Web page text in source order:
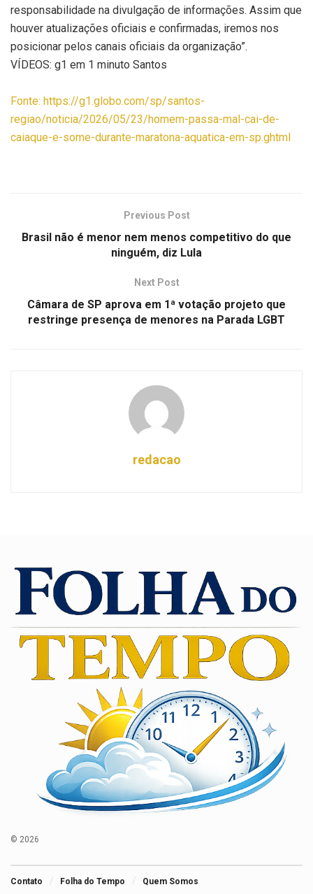
responsabilidade na divulgação de informações. Assim que
houver atualizações oficiais e confirmadas, iremos nos
posicionar pelos canais oficiais da organização”.
VÍDEOS: g1 em 1 minuto Santos
Fonte: https://g1.globo.com/sp/santos-
regiao/noticia/2026/05/23/homem-passa-mal-cai-de-
caiaque-e-some-durante-maratona-aquatica-em-sp.ghtml
Previous Post
Brasil não é menor nem menos competitivo do que
ninguém, diz Lula
Next Post
Câmara de SP aprova em 1ª votação projeto que
restringe presença de menores na Parada LGBT
redacao
© 2026
Contato Folha do Tempo Quem Somos